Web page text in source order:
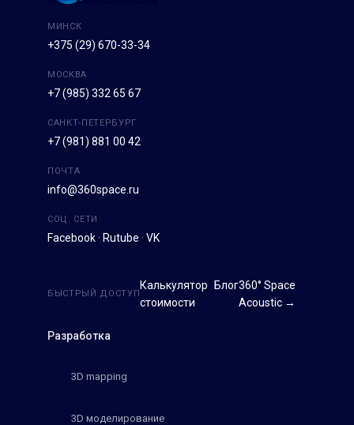
МИНСК
+375 (29) 670-33-34
МОСКВА
+7 (985) 332 65 67
САНКТ-ПЕТЕРБУРГ
+7 (981) 881 00 42
ПОЧТА
info@360space.ru
СОЦ. СЕТИ
Facebook · Rutube · VK
Разработка
3D mapping
3D моделирование
БЫСТРЫЙ ДОСТУП
Калькулятор
стоимости
Блог360° Space
Acoustic →